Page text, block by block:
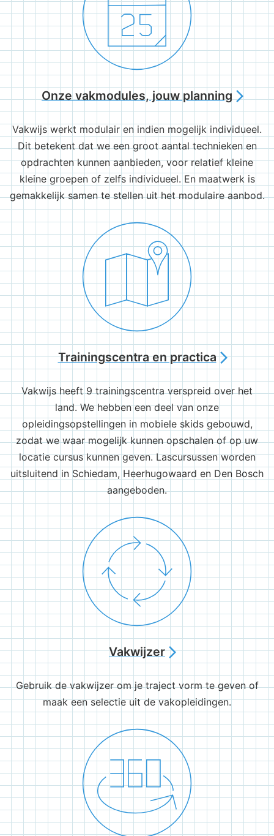
Onze vakmodules, jouw planningarrow_forward_ios
Vakwijs werkt modulair en indien mogelijk individueel.
Dit betekent dat we een groot aantal technieken en
opdrachten kunnen aanbieden, voor relatief kleine
kleine groepen of zelfs individueel. En maatwerk is
gemakkelijk samen te stellen uit het modulaire aanbod.
Trainingscentra en practicaarrow_forward_ios
Vakwijs heeft 9 trainingscentra verspreid over het
land. We hebben een deel van onze
opleidingsopstellingen in mobiele skids gebouwd,
zodat we waar mogelijk kunnen opschalen of op uw
locatie cursus kunnen geven. Lascursussen worden
uitsluitend in Schiedam, Heerhugowaard en Den Bosch
aangeboden.
Vakwijzerarrow_forward_ios
Gebruik de vakwijzer om je traject vorm te geven of
maak een selectie uit de vakopleidingen.